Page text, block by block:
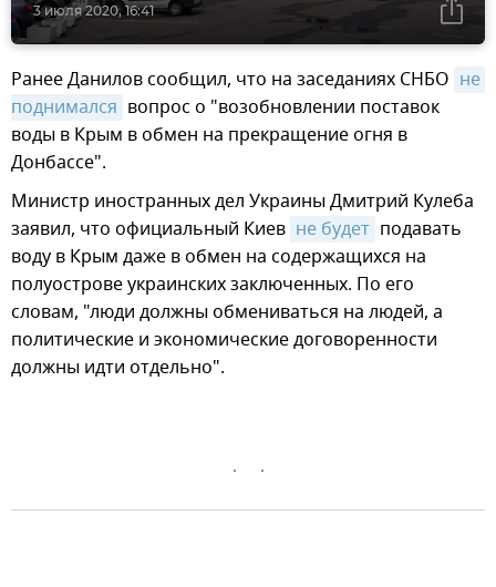
3 июля 2020, 16:41
Ранее Данилов сообщил, что на заседаниях СНБО не
поднимался вопрос о "возобновлении поставок
воды в Крым в обмен на прекращение огня в
Донбассе".
Министр иностранных дел Украины Дмитрий Кулеба
заявил, что официальный Киев не будет подавать
воду в Крым даже в обмен на содержащихся на
полуострове украинских заключенных. По его
словам, "люди должны обмениваться на людей, а
политические и экономические договоренности
должны идти отдельно".